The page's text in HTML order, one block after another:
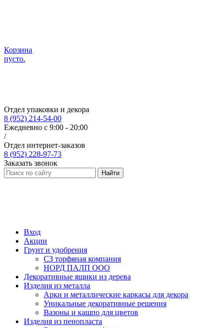
Корзина
пусто.
Отдел упаковки и декора
8 (952) 214-54-00
Ежедневно с 9:00 - 20:00
/
Отдел интернет-заказов
8 (952) 228-97-73
Заказать звонок
Найти
Вход
Акции
Грунт и удобрения
СЗ торфяная компания
НОРД ПАЛП ООО
Декоративные ящики из дерева
Изделия из металла
Арки и металлические каркасы для декора
Уникальные декоративные решения
Вазоны и кашпо для цветов
Изделия из пенопласта